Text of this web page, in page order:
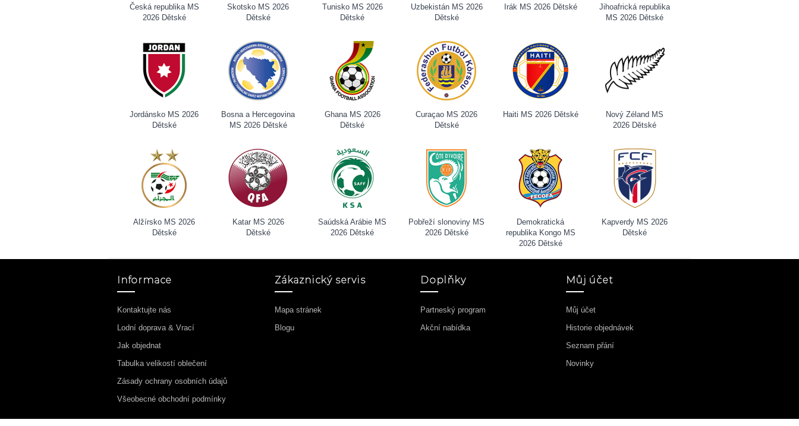
Česká republika MS
2026 Dětské
Skotsko MS 2026
Dětské
Tunisko MS 2026
Dětské
Uzbekistán MS 2026
Dětské
Irák MS 2026 Dětské
Jihoafrická republika
MS 2026 Dětské
Jordánsko MS 2026
Dětské
Bosna a Hercegovina
MS 2026 Dětské
Ghana MS 2026
Dětské
Curaçao MS 2026
Dětské
Haiti MS 2026 Dětské
Nový Zéland MS
2026 Dětské
Alžírsko MS 2026
Dětské
Katar MS 2026
Dětské
Saúdská Arábie MS
2026 Dětské
Pobřeží slonoviny MS
2026 Dětské
Demokratická
republika Kongo MS
2026 Dětské
Kapverdy MS 2026
Dětské
Informace
Kontaktujte nás
Lodní doprava & Vrací
Jak objednat
Tabulka velikostí oblečení
Zásady ochrany osobních údajů
Všeobecné obchodní podmínky
Zákaznický servis
Mapa stránek
Blogu
Doplňky
Partneský program
Akční nabídka
Můj účet
Můj účet
Historie objednávek
Seznam přání
Novinky